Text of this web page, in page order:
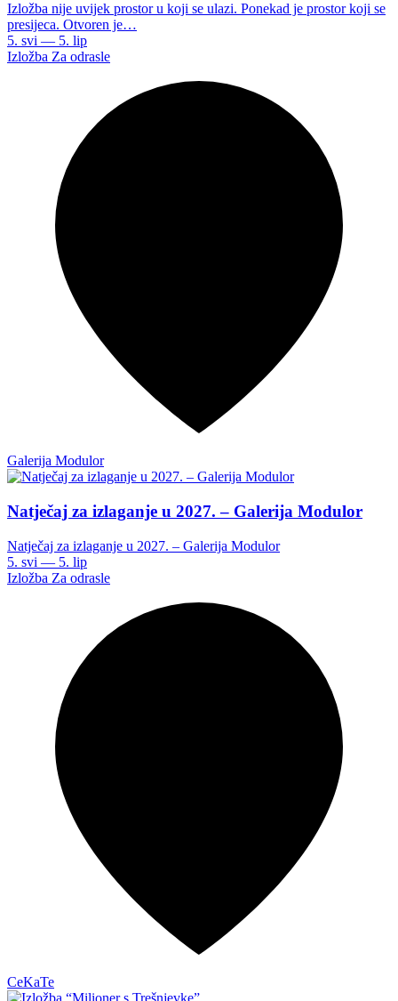
Izložba nije uvijek prostor u koji se ulazi. Ponekad je prostor koji se
presijeca. Otvoren je…
5. svi — 5. lip
Izložba Za odrasle
Galerija Modulor
Natječaj za izlaganje u 2027. – Galerija Modulor
Natječaj za izlaganje u 2027. – Galerija Modulor
5. svi — 5. lip
Izložba Za odrasle
CeKaTe